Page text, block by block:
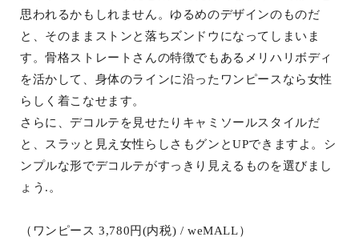
思われるかもしれません。ゆるめのデザインのものだ
と、そのままストンと落ちズンドウになってしまいま
す。骨格ストレートさんの特徴でもあるメリハリボディ
を活かして、身体のラインに沿ったワンピースなら女性
らしく着こなせます。
さらに、デコルテを見せたりキャミソールスタイルだ
と、スラッと見え女性らしさもグンとUPできますよ。シ
ンプルな形でデコルテがすっきり見えるものを選びまし
ょう.。
（ワンピース 3,780円(内税) / weMALL）